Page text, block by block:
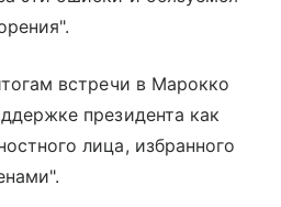
встречи в Марокко
президента как
лица, избранного